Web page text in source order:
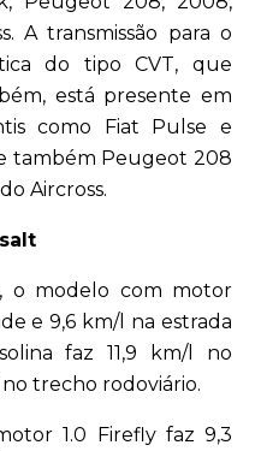
A transmissão para o
do tipo CVT, que
está presente em
como Fiat Pulse e
também Peugeot 208
Aircross.
o modelo com motor
e 9,6 km/l na estrada
faz 11,9 km/l no
trecho rodoviário.
1.0 Firefly faz 9,3